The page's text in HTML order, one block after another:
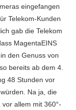
eingefangen
Telekom-Kunden
gab die Telekom
MagentaEINS
den Genuss von
bereits ab dem 4.
48 Stunden vor
Na ja, die
allem mit 360°-